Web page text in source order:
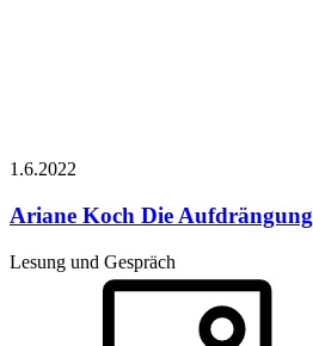
1.6.2022
Ariane Koch Die Aufdrängung
Lesung und Gespräch